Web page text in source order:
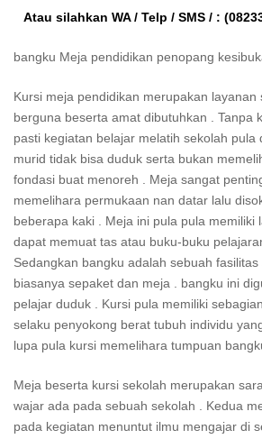
Atau silahkan WA / Telp / SMS / :
bangku Meja pendidikan penopang
Kursi meja pendidikan merupakan layanan
berguna beserta amat dibutuhkan . Tanpa
pasti kegiatan belajar melatih sekolah pula
murid tidak bisa duduk serta bukan
fondasi buat menoreh . Meja sangat
memelihara permukaan nan datar lalu
beberapa kaki . Meja ini pula pula memiliki
dapat memuat tas atau buku-buku
Sedangkan bangku adalah sebuah fasilitas
biasanya sepaket dan meja . bangku ini
pelajar duduk . Kursi pula memiliki
selaku penyokong berat tubuh individu
lupa pula kursi memelihara tumpuan
Meja beserta kursi sekolah merupakan
wajar ada pada sebuah sekolah . Kedua
pada kegiatan menuntut ilmu mengajar di